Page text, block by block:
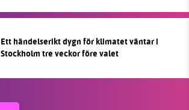
Ett händelserikt dygn för klimatet väntar i
Stockholm tre veckor före valet